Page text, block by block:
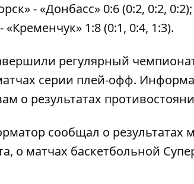
- «Донбасс» 0:6 (0:2, 0:2, 0:2);
«Кременчук» 1:8 (0:1, 0:4, 1:3).
регулярный
серии плей-офф.
о результатах
сообщал о
, о матчах баскетбольной